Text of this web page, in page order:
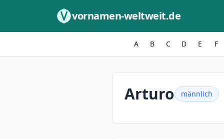
vornamen-weltweit.de
A B C D E F
Arturo männlich